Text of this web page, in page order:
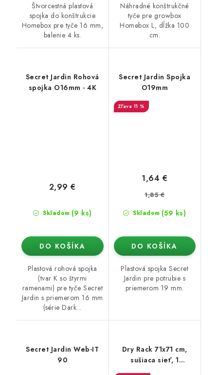
Štvorcestná plastová
spojka do konštrukcie
Homebox pre tyče 16 mm,
balenie 4 ks.
Náhradné konštrukčné
tyče pre growbox
Homebox L, dĺžka 100
cm.
Secret Jardin Rohová
spojka O16mm - 4K
Skladom (9 ks)
2,99 €
DO KOŠÍKA
Plastová rohová spojka
(tvar K so štyrmi
ramenami) pre tyče Secret
Jardin s priemerom 16 mm
(série Dark...
Secret Jardin Spojka
O19mm
11 %
Skladom (59 ks)
1,64 €
1,85 €
DO KOŠÍKA
Plastová spojka Secret
Jardin pre potrubie s
priemerom 19 mm.
Secret Jardin Web-IT
90
Dry Rack 71x71 cm,
sušiaca sieť, 1